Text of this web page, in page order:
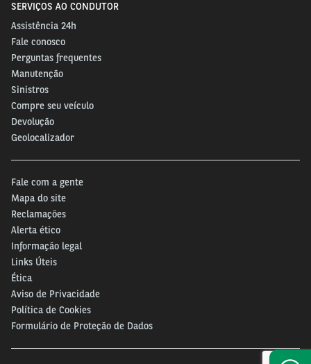
SERVIÇOS AO CONDUTOR
Assistência 24h
Fale conosco
Perguntas frequentes
Manutenção
Sinistros
Compre seu veículo
Devolução
Geolocalizador
Fale com a gente
Mapa do site
Reclamações
Alerta ético
Informação legal
Links Úteis
Ética
Aviso de Privacidade
Política de Cookies
Formulário de Proteção de Dados